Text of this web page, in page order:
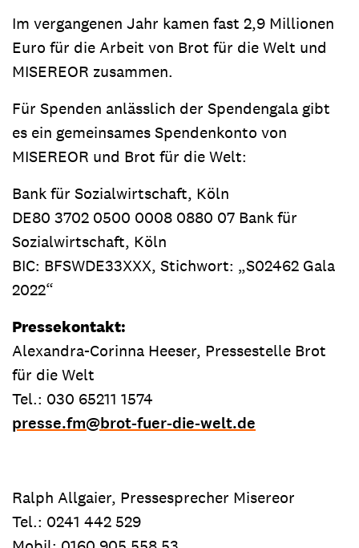
Im vergangenen Jahr kamen fast 2,9 Millionen
Euro für die Arbeit von Brot für die Welt und
MISEREOR zusammen.
Für Spenden anlässlich der Spendengala gibt
es ein gemeinsames Spendenkonto von
MISEREOR und Brot für die Welt:
Bank für Sozialwirtschaft, Köln
DE80 3702 0500 0008 0880 07 Bank für
Sozialwirtschaft, Köln
BIC: BFSWDE33XXX, Stichwort: „S02462 Gala
2022“
Pressekontakt:
Alexandra-Corinna Heeser, Pressestelle Brot
für die Welt
Tel.: 030 65211 1574
presse.fm@brot-fuer-die-welt.de
Ralph Allgaier, Pressesprecher Misereor
Tel.: 0241 442 529